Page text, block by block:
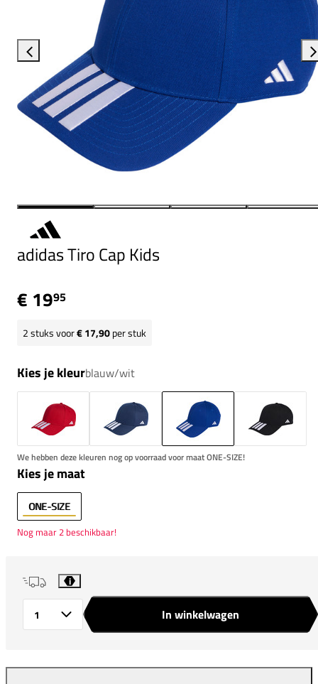
adidas Tiro Cap Kids
€ 1995
2stuks voor€ 17,90per stuk
Kies je kleurblauw/wit
We hebben deze kleuren nog op voorraad voor maat ONE-SIZE!
Kies je maat
ONE-SIZE
Nog maar 2 beschikbaar!
i
In winkelwagen